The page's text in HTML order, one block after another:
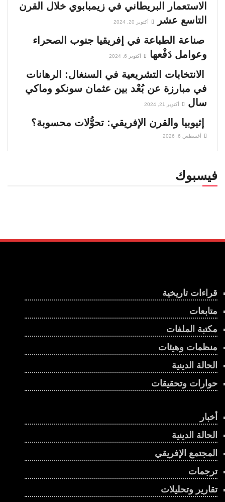
الاستعمار البريطاني في زيمبابوي خلال القرن
التاسع عشر
أكتوبر 20, 2024
صناعة الطباعة في إفريقيا جنوب الصحراء
وعوامل دَفْعها
أكتوبر 6, 2024
الانتخابات التشريعية في السنغال: الرهانات
في مبارزة عن بُعْد بين عثمان سونكو وماكي
سال
أكتوبر 21, 2024
إثيوبيا والقرن الإفريقي: تحوُّلات محسوبة؟
أغسطس 6, 2026
فيسبوك
قراءات تاريخية
متابعات
مكتبة الملفات
منظمات وهيئات
الحالة الدينية
حوارات وتحقيقات
أخبار
الحالة الدينية
المجتمع الإفريقي
ترجمات
تقارير وتحليلات